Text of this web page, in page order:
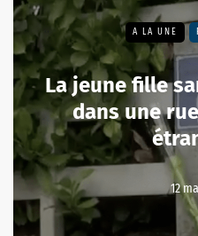
A LA UNE
La jeune fille
dans une
12